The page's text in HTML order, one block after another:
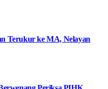
Terukur ke MA, Nelayan